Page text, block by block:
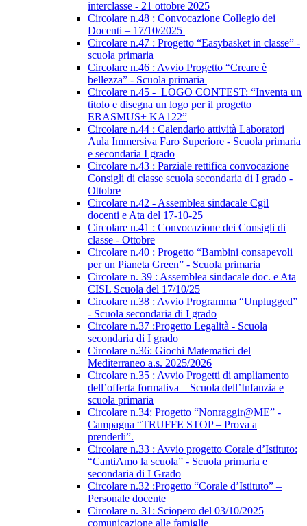
interclasse - 21 ottobre 2025
Circolare n.48 : Convocazione Collegio dei
Docenti – 17/10/2025
Circolare n.47 : Progetto “Easybasket in classe” -
scuola primaria
Circolare n.46 : Avvio Progetto “Creare è
bellezza” - Scuola primaria
Circolare n.45 - LOGO CONTEST: “Inventa un
titolo e disegna un logo per il progetto
ERASMUS+ KA122”
Circolare n.44 : Calendario attività Laboratori
Aula Immersiva Faro Superiore - Scuola primaria
e secondaria I grado
Circolare n.43 : Parziale rettifica convocazione
Consigli di classe scuola secondaria di I grado -
Ottobre
Circolare n.42 - Assemblea sindacale Cgil
docenti e Ata del 17-10-25
Circolare n.41 : Convocazione dei Consigli di
classe - Ottobre
Circolare n.40 : Progetto “Bambini consapevoli
per un Pianeta Green” - Scuola primaria
Circolare n. 39 : Assemblea sindacale doc. e Ata
CISL Scuola del 17/10/25
Circolare n.38 : Avvio Programma “Unplugged”
- Scuola secondaria di I grado
Circolare n.37 :Progetto Legalità - Scuola
secondaria di I grado
Circolare n.36: Giochi Matematici del
Mediterraneo a.s. 2025/2026
Circolare n.35 : Avvio Progetti di ampliamento
dell’offerta formativa – Scuola dell’Infanzia e
scuola primaria
Circolare n.34: Progetto “Nonraggir@ME” -
Campagna “TRUFFE STOP – Prova a
prenderli”.
Circolare n.33 : Avvio progetto Corale d’Istituto:
“CantiAmo la scuola” - Scuola primaria e
secondaria di I Grado
Circolare n.32 :Progetto “Corale d’Istituto” –
Personale docente
Circolare n. 31: Sciopero del 03/10/2025
comunicazione alle famiglie